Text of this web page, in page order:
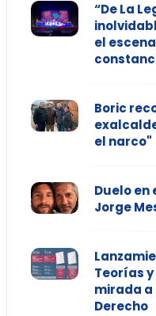
“De La
el
Boric
el narco"
Duelo
Jorge
Teorías
mirada a
Derecho